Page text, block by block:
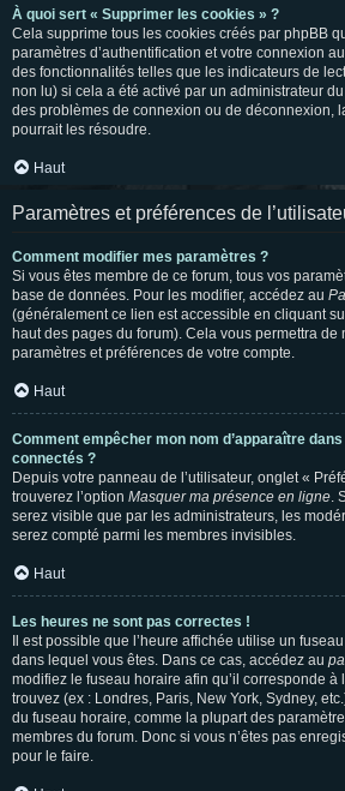
À quoi sert « Supprimer les cookies » ?
Cela supprime tous les cookies créés par phpBB
paramètres d’authentification et votre connexion
des fonctionnalités telles que les indicateurs de
non lu) si cela a été activé par un administrateur
des problèmes de connexion ou de déconnexion,
pourrait les résoudre.
Haut
Paramètres et préférences de
Comment modifier mes paramètres ?
Si vous êtes membre de ce forum, tous vos
base de données. Pour les modifier, accédez au
(généralement ce lien est accessible en cliquant
haut des pages du forum). Cela vous permettra de
paramètres et préférences de votre compte.
Haut
Comment empêcher mon nom d’apparaître
connectés ?
Depuis votre panneau de l’utilisateur, onglet «
trouverez l’option Masquer ma présence en ligne.
serez visible que par les administrateurs, les
serez compté parmi les membres invisibles.
Haut
Les heures ne sont pas correctes !
Il est possible que l’heure affichée utilise un
dans lequel vous êtes. Dans ce cas, accédez au
modifiez le fuseau horaire afin qu’il corresponde à
trouvez (ex : Londres, Paris, New York, Sydney,
du fuseau horaire, comme la plupart des
membres du forum. Donc si vous n’êtes pas
pour le faire.